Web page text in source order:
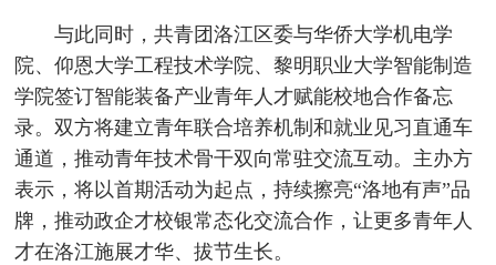
与此同时，共青团洛江区委与华侨大学机电学
院、仰恩大学工程技术学院、黎明职业大学智能制造
学院签订智能装备产业青年人才赋能校地合作备忘
录。双方将建立青年联合培养机制和就业见习直通车
通道，推动青年技术骨干双向常驻交流互动。主办方
表示，将以首期活动为起点，持续擦亮“洛地有声”品
牌，推动政企才校银常态化交流合作，让更多青年人
才在洛江施展才华、拔节生长。